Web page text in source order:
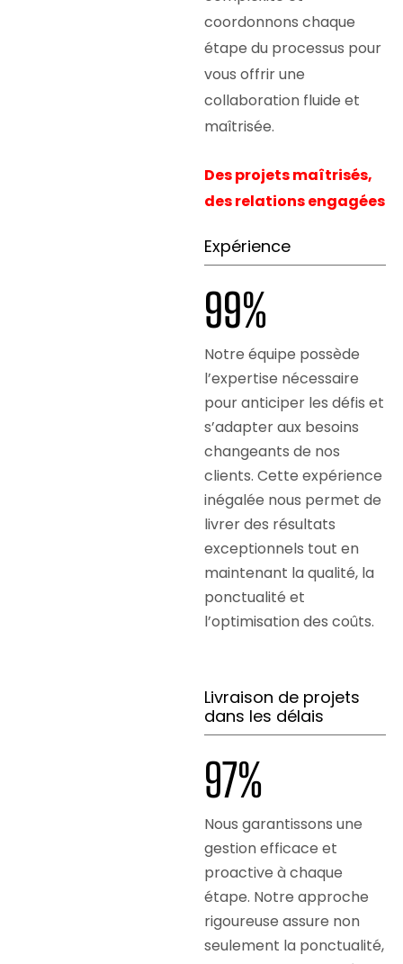
coordonnons chaque
étape du processus pour
vous offrir une
collaboration fluide et
maîtrisée.
Des projets maîtrisés,
des relations engagées
Expérience
100%
Notre équipe possède
l’expertise nécessaire
pour anticiper les défis et
s’adapter aux besoins
changeants de nos
clients. Cette expérience
inégalée nous permet de
livrer des résultats
exceptionnels tout en
maintenant la qualité, la
ponctualité et
l’optimisation des coûts.
Livraison de projets
dans les délais
98%
Nous garantissons une
gestion efficace et
proactive à chaque
étape. Notre approche
rigoureuse assure non
seulement la ponctualité,